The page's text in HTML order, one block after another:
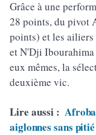
Grâce à une
28 points, du pivot
points) et les ailiers
et N'Dji
eux mêmes, la
deuxième vic.
Lire aussi :
aiglonnes sans